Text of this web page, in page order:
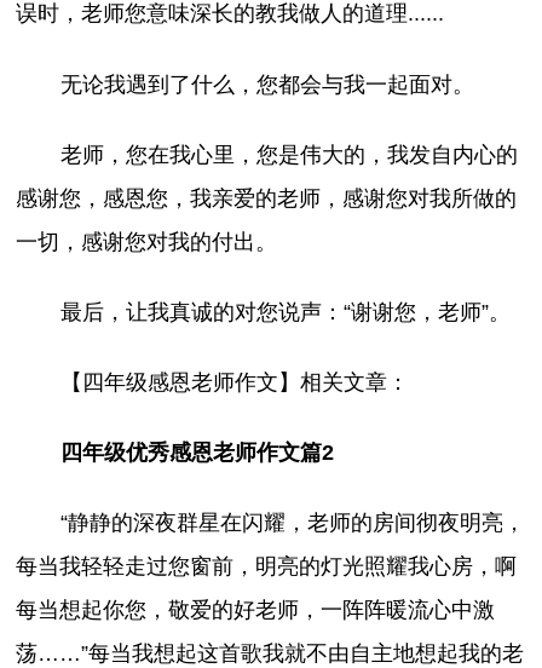
误时，老师您意味深长的教我做人的道理......
无论我遇到了什么，您都会与我一起面对。
老师，您在我心里，您是伟大的，我发自内心的
感谢您，感恩您，我亲爱的老师，感谢您对我所做的
一切，感谢您对我的付出。
最后，让我真诚的对您说声：“谢谢您，老师”。
【四年级感恩老师作文】相关文章：
四年级优秀感恩老师作文篇2
“静静的深夜群星在闪耀，老师的房间彻夜明亮，
每当我轻轻走过您窗前，明亮的灯光照耀我心房，啊
每当想起你您，敬爱的好老师，一阵阵暖流心中激
荡……”每当我想起这首歌我就不由自主地想起我的老